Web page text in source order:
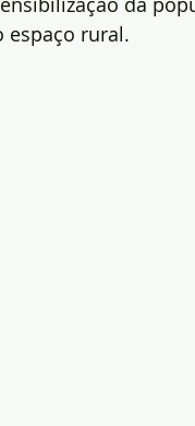
espaço rural.